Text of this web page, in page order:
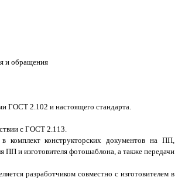
и обращения
ГОСТ 2.102 и настоящего стандарта.
с ГОСТ 2.113.
конструкторских документов на ПП,
ПП и изготовителя фотошаблона, а также передачи
разработчиком совместно с изготовителем в